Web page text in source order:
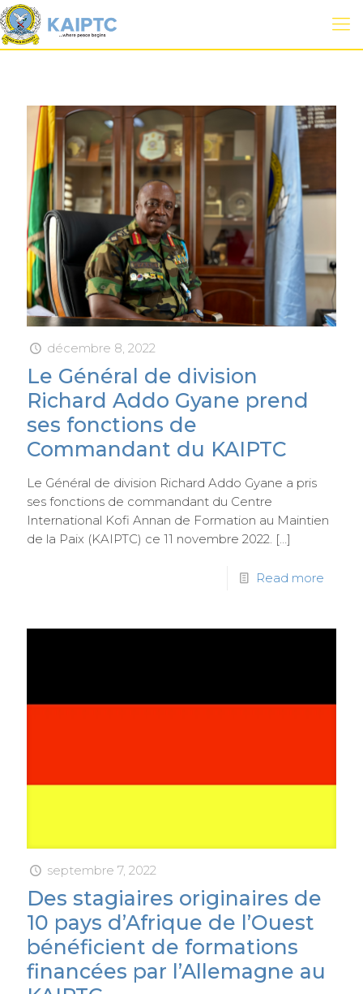
décembre 8, 2022
Le Général de division
Richard Addo Gyane prend
ses fonctions de
Commandant du KAIPTC
Le Général de division Richard Addo Gyane a pris
ses fonctions de commandant du Centre
International Kofi Annan de Formation au Maintien
de la Paix (KAIPTC) ce 11 novembre 2022. […]
Read more
septembre 7, 2022
Des stagiaires originaires de
10 pays d’Afrique de l’Ouest
bénéficient de formations
financées par l’Allemagne au